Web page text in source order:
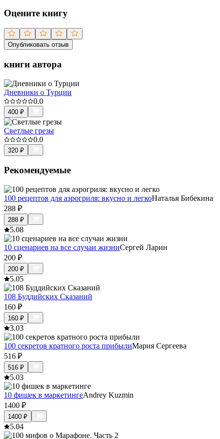
Оцените книгу
Опубликовать отзыв
книги автора
Дневники о Турции
0.0
400 ₽
Светлые грезы
0.0
320 ₽
Рекомендуемые
100 рецептов для аэрогриля: вкусно и легкоНаталья Бибекина
288 ₽
288 ₽
5.08
10 сценариев на все случаи жизниСергей Ларин
200 ₽
200 ₽
5.05
108 Буддийских Сказаний
160 ₽
160 ₽
3.03
100 секретов кратного роста прибылиМария Сергеева
516 ₽
516 ₽
5.03
10 фишек в маркетингеAndrey Kuzmin
1400 ₽
1400 ₽
5.04